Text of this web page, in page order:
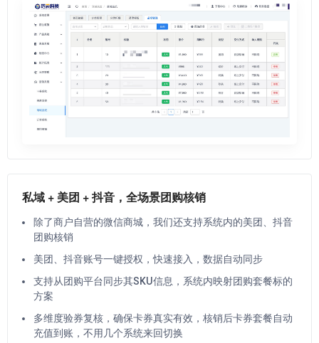
私域 + 美团 + 抖音，全场景团购核销
除了商户自营的微信商城，我们还支持系统内的美团、抖音
团购核销
美团、抖音账号一键授权，快速接入，数据自动同步
支持从团购平台同步其SKU信息，系统内映射团购套餐标的
方案
多维度验券复核，确保卡券真实有效，核销后卡券套餐自动
充值到账，不用几个系统来回切换